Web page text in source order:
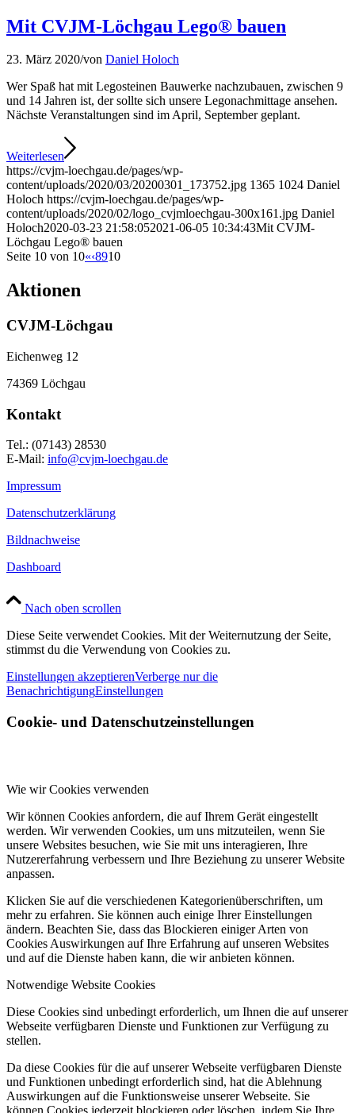
Mit CVJM-Löchgau Lego® bauen
23. März 2020/von Daniel Holoch
Wer Spaß hat mit Legosteinen Bauwerke nachzubauen, zwischen 9
und 14 Jahren ist, der sollte sich unsere Legonachmittage ansehen.
Nächste Veranstaltungen sind im April, September geplant.
Weiterlesen
https://cvjm-loechgau.de/pages/wp-
content/uploads/2020/03/20200301_173752.jpg 1365 1024 Daniel
Holoch https://cvjm-loechgau.de/pages/wp-
content/uploads/2020/02/logo_cvjmloechgau-300x161.jpg Daniel
Holoch2020-03-23 21:58:052021-06-05 10:34:43Mit CVJM-
Löchgau Lego® bauen
Seite 10 von 10«‹8910
Aktionen
CVJM-Löchgau
Eichenweg 12
74369 Löchgau
Kontakt
Tel.: (07143) 28530
E-Mail: info@cvjm-loechgau.de
Impressum
Datenschutzerklärung
Bildnachweise
Dashboard
Nach oben scrollen
Diese Seite verwendet Cookies. Mit der Weiternutzung der Seite,
stimmst du die Verwendung von Cookies zu.
Einstellungen akzeptierenVerberge nur die
BenachrichtigungEinstellungen
Cookie- und Datenschutzeinstellungen
Wie wir Cookies verwenden
Wir können Cookies anfordern, die auf Ihrem Gerät eingestellt
werden. Wir verwenden Cookies, um uns mitzuteilen, wenn Sie
unsere Websites besuchen, wie Sie mit uns interagieren, Ihre
Nutzererfahrung verbessern und Ihre Beziehung zu unserer Website
anpassen.
Klicken Sie auf die verschiedenen Kategorienüberschriften, um
mehr zu erfahren. Sie können auch einige Ihrer Einstellungen
ändern. Beachten Sie, dass das Blockieren einiger Arten von
Cookies Auswirkungen auf Ihre Erfahrung auf unseren Websites
und auf die Dienste haben kann, die wir anbieten können.
Notwendige Website Cookies
Diese Cookies sind unbedingt erforderlich, um Ihnen die auf unserer
Webseite verfügbaren Dienste und Funktionen zur Verfügung zu
stellen.
Da diese Cookies für die auf unserer Webseite verfügbaren Dienste
und Funktionen unbedingt erforderlich sind, hat die Ablehnung
Auswirkungen auf die Funktionsweise unserer Webseite. Sie
können Cookies jederzeit blockieren oder löschen, indem Sie Ihre